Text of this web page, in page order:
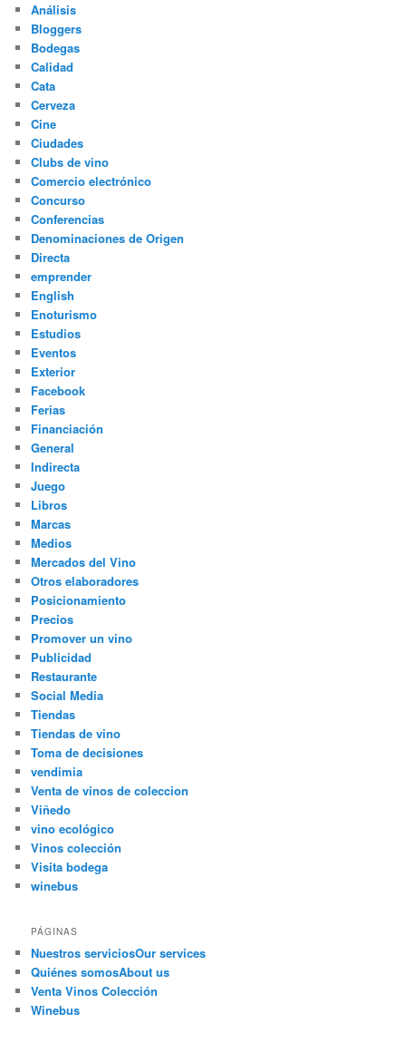
Análisis
Bloggers
Bodegas
Calidad
Cata
Cerveza
Cine
Ciudades
Clubs de vino
Comercio electrónico
Concurso
Conferencias
Denominaciones de Origen
Directa
emprender
English
Enoturismo
Estudios
Eventos
Exterior
Facebook
Ferias
Financiación
General
Indirecta
Juego
Libros
Marcas
Medios
Mercados del Vino
Otros elaboradores
Posicionamiento
Precios
Promover un vino
Publicidad
Restaurante
Social Media
Tiendas
Tiendas de vino
Toma de decisiones
vendimia
Venta de vinos de coleccion
Viñedo
vino ecológico
Vinos colección
Visita bodega
winebus
PÁGINAS
Nuestros serviciosOur services
Quiénes somosAbout us
Venta Vinos Colección
Winebus